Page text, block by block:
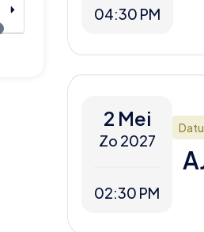
04:30 PM
2 Mei
Zo 2027
02:30 PM